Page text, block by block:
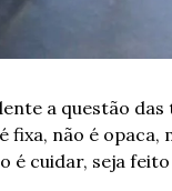
a questão das
fixa, não é opaca,
é cuidar, seja